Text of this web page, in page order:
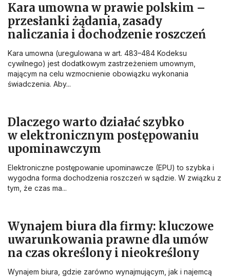
Kara umowna w prawie polskim –
przesłanki żądania, zasady
naliczania i dochodzenie roszczeń
Kara umowna (uregulowana w art. 483–484 Kodeksu
cywilnego) jest dodatkowym zastrzeżeniem umownym,
mającym na celu wzmocnienie obowiązku wykonania
świadczenia. Aby...
Dlaczego warto działać szybko
w elektronicznym postępowaniu
upominawczym
Elektroniczne postępowanie upominawcze (EPU) to szybka i
wygodna forma dochodzenia roszczeń w sądzie. W związku z
tym, że czas ma...
Wynajem biura dla firmy: kluczowe
uwarunkowania prawne dla umów
na czas określony i nieokreślony
Wynajem biura, gdzie zarówno wynajmującym, jak i najemcą